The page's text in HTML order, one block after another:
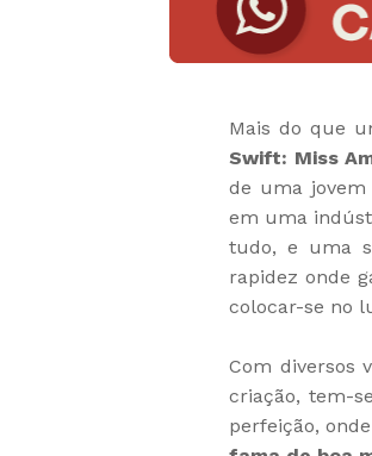
Mais do que
Swift: Miss
de uma
em uma
tudo, e uma
rapidez onde
colocar-se no
Com diversos
criação, tem-
perfeição,